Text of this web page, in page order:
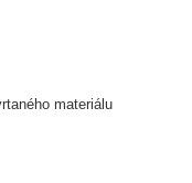
materiálu